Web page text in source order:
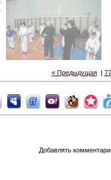
« Предыдущая| 77
Добавлять